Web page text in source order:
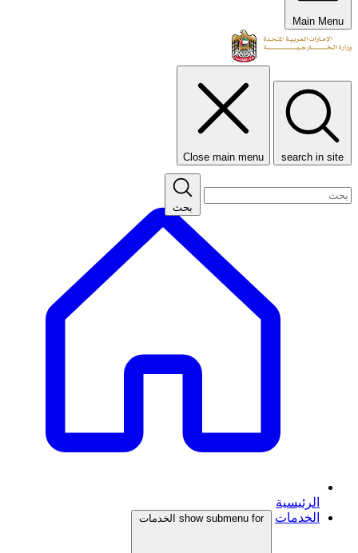
Main Menu
search in site
Close main menu
بحث
الرئيسية
الخدمات
show submenu for الخدمات